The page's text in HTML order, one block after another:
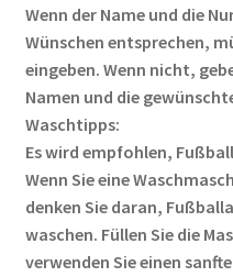
Wenn der Name und die
Wünschen entsprechen,
eingeben. Wenn nicht,
Namen und die
Waschtipps:
Es wird empfohlen,
Wenn Sie eine
denken Sie daran,
waschen. Füllen Sie die
verwenden Sie einen